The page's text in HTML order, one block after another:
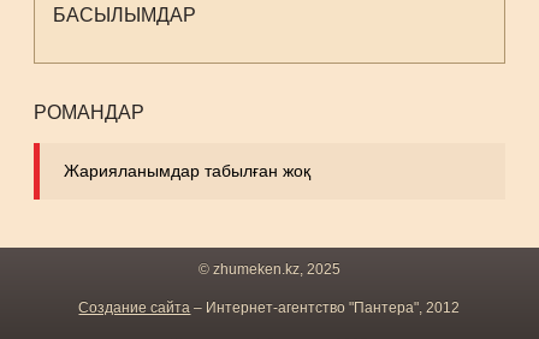
БАСЫЛЫМДАР
РОМАНДАР
Жарияланымдар табылған жоқ
© zhumeken.kz, 2025
Создание сайта – Интернет-агентство "Пантера", 2012